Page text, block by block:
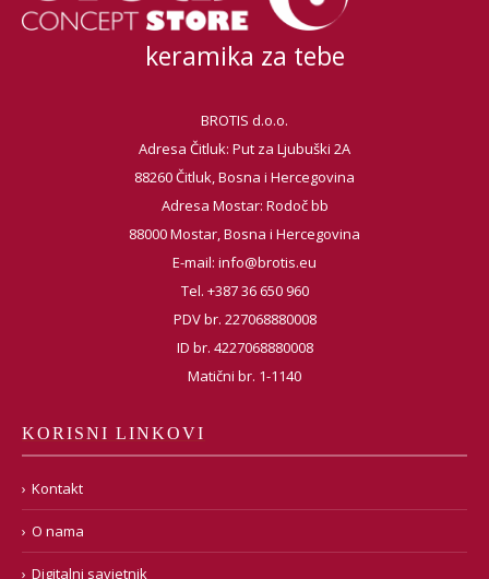
keramika za tebe
BROTIS d.o.o.
Adresa Čitluk: Put za Ljubuški 2A
88260 Čitluk, Bosna i Hercegovina
Adresa Mostar: Rodoč bb
88000 Mostar, Bosna i Hercegovina
E-mail: info@brotis.eu
Tel. +387 36 650 960
PDV br. 227068880008
ID br. 4227068880008
Matični br. 1-1140
KORISNI LINKOVI
Kontakt
O nama
Digitalni savjetnik